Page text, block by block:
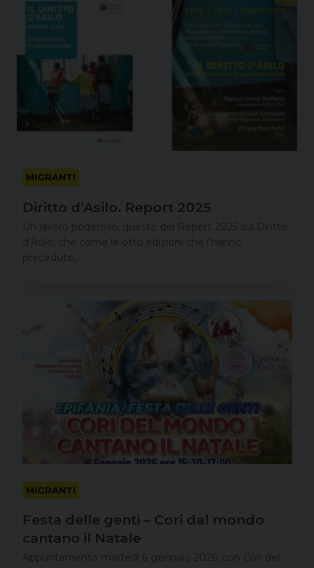
MIGRANTI
Diritto d’Asilo. Report 2025
Un lavoro poderoso, questo del Report 2025 sul Diritto
d’Asilo, che come le otto edizioni che l’hanno
preceduto,…
MIGRANTI
Festa delle genti – Cori dal mondo
cantano il Natale
Appuntamento martedì 6 gennaio 2026, con Cori del